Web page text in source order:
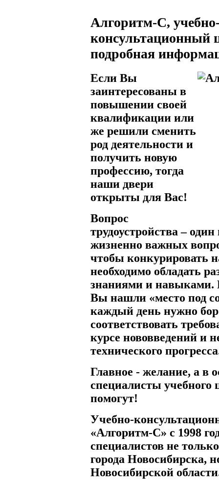
Алгоритм-С,
консультационный
подробная
Если Вы
заинтересованы в
повышении своей
квалификации или
же решили сменить
род деятельности и
получить новую
профессию, тогда
наши двери
открыты для Вас!
Вопрос
трудоустройства –
жизненно важных
чтобы конкурировать
необходимо обладать
знаниями и навыками.
Вы нашли «место под
каждый день нужно
соответствовать
курсе нововведений и
технического
Главное - желание, а в
специалисты учебного
помогут!
Учебно-
«Алгоритм-С» с 1998
специалистов не
города Новосибирска,
Новосибирской